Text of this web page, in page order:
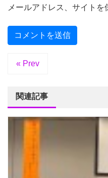
メールアドレス、サイトを
« Prev
関連記事